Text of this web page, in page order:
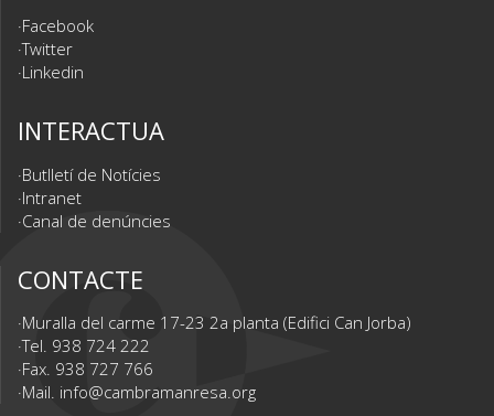
Facebook
Twitter
Linkedin
INTERACTUA
Butlletí de Notícies
Intranet
Canal de denúncies
CONTACTE
Muralla del carme 17-23 2a planta (Edifici Can Jorba)
Tel. 938 724 222
Fax. 938 727 766
Mail. info@cambramanresa.org